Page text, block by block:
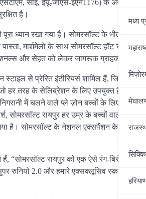
मध्‍य
सीई, ईयू-जीएस-ईएन1176) के अनुसार
है।
ध्यान रखा गया है। सोमरसॉल्ट के भीतर ही
मार्शमेलो के साथ सोमरसॉल्ट हॉट
और सेहत को लेकर जागरूक ग्राहकों को
स्टाइल से प्रेरित इंटीरियर्स शामिल हैं, जिन्हें
जो हर तरह के सेलिब्रेशन के लिए उपयुक्त हैं। इसके
में चलने वाले प्ले ज़ोन बच्चों के लिए
सोमरसॉल्ट रायपुर हर उम्र के बच्चों वाले
है। सोमरसॉल्ट के नेशनल एक्सपैंशन के तहत,
“सोमरसॉल्ट रायपुर को एक ऐसे रंग-बिरंगे,
रुनियो 2.0 और हमारे एक्सक्लूसिव स्काई